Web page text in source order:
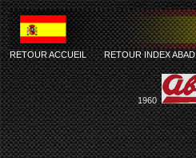
RETOUR ACCUEIL-RETOUR INDEX ABAD
1960